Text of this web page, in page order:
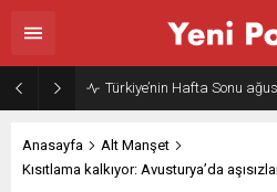
Türkiye’nin Hafta Sonu
Anasayfa
Alt Manşet
Kısıtlama kalkıyor: Avusturya’da